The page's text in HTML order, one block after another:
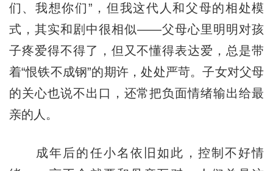
们、我想你们”，但我这代人和父母的相处模
式，其实和剧中很相似——父母心里明明对孩
子疼爱得不得了，但又不懂得表达爱，总是带
着“恨铁不成钢”的期许，处处严苛。子女对父母
的关心也说不出口，还常把负面情绪输出给最
亲的人。
成年后的任小名依旧如此，控制不好情